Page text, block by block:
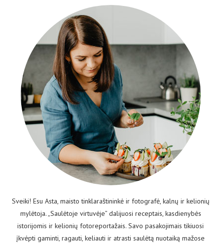
Sveiki! Esu Asta, maisto tinklaraštininkė ir fotografė, kalnų ir kelionių
mylėtoja. „Saulėtoje virtuvėje” dalijuosi receptais, kasdienybės
istorijomis ir kelionių fotoreportažais. Savo pasakojimais tikiuosi
įkvėpti gaminti, ragauti, keliauti ir atrasti saulėtą nuotaiką mažose